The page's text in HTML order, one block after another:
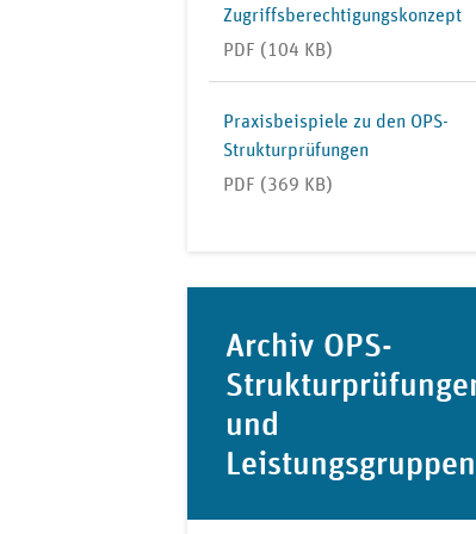
Zugriffsberechtigungskonzept
PDF (104 KB)
Praxisbeispiele zu den OPS-
Strukturprüfungen
PDF (369 KB)
Archiv OPS-
und